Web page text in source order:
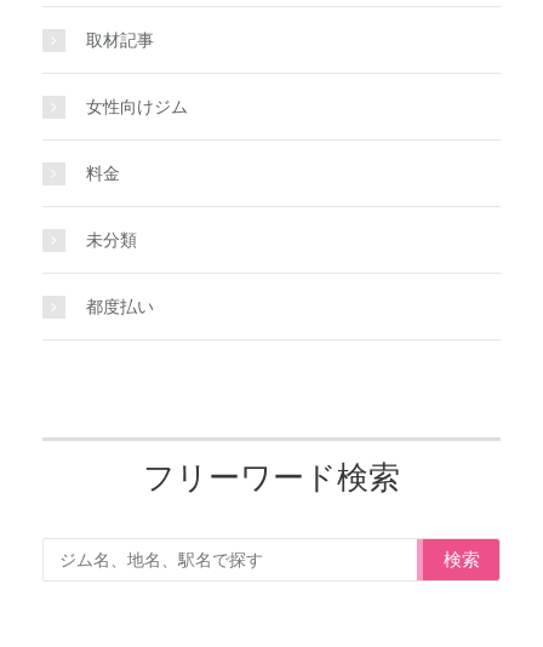
取材記事
女性向けジム
料金
未分類
都度払い
フリーワード検索
検索